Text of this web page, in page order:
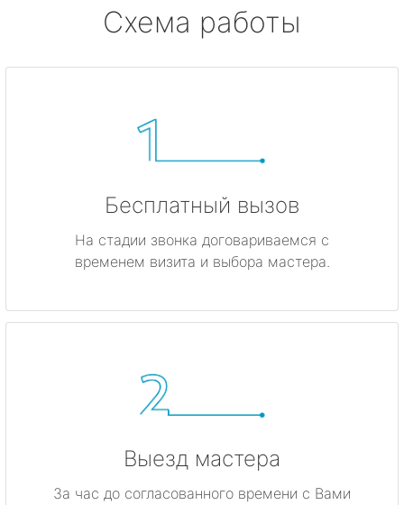
Схема работы
Бесплатный вызов
На стадии звонка договариваемся с
временем визита и выбора мастера.
Выезд мастера
За час до согласованного времени с Вами